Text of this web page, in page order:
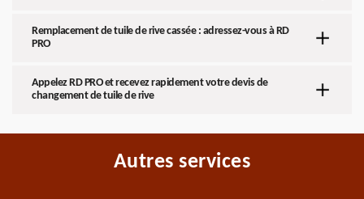
Remplacement de tuile de rive cassée : adressez-vous à RD
PRO
Appelez RD PRO et recevez rapidement votre devis de
changement de tuile de rive
Autres services